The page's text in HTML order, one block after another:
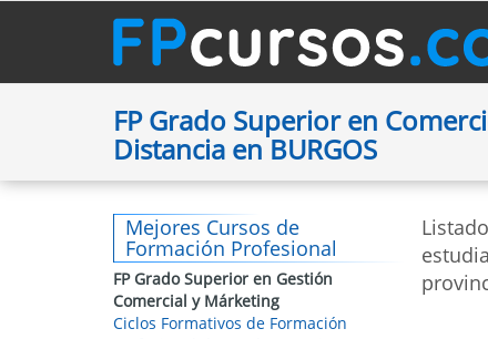
FP Grado Superior en
Distancia en BURGOS
Mejores Cursos de
Formación Profesional
FP Grado Superior en Gestión
Comercial y Márketing
Ciclos Formativos de Formación